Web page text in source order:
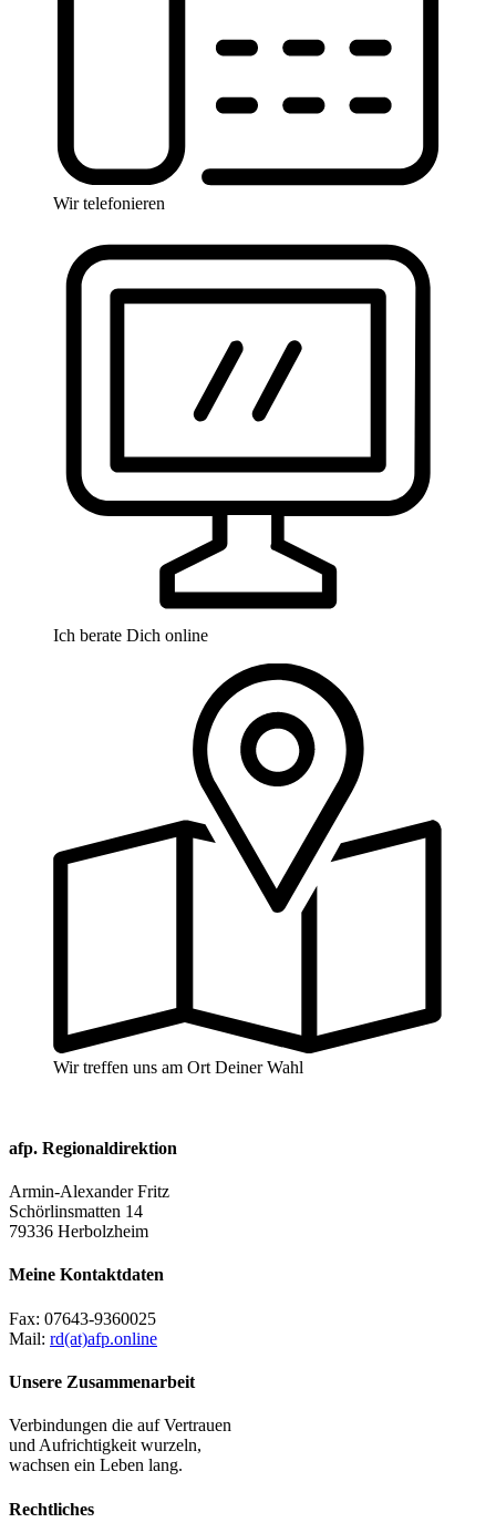
Wir telefonieren
Ich berate Dich online
Wir treffen uns am Ort Deiner Wahl
afp. Regionaldirektion
Armin-Alexander Fritz
Schörlinsmatten 14
79336 Herbolzheim
Meine Kontaktdaten
Fax: 07643-9360025
Mail: rd(at)afp.online
Unsere Zusammenarbeit
Verbindungen die auf Vertrauen
und Aufrichtigkeit wurzeln,
wachsen ein Leben lang.
Rechtliches